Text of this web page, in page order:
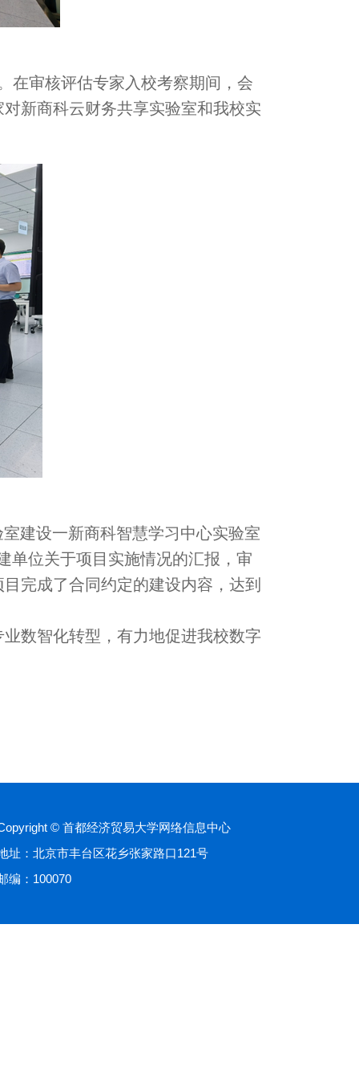
在审核评估专家入校考察期间，会
新商科云财务共享实验室和我校实
建设一新商科智慧学习中心实验室
单位关于项目实施情况的汇报，审
完成了合同约定的建设内容，达到
数智化转型，有力地促进我校数字
© 首都经济贸易大学网络信息中心
址：北京市丰台区花乡张家路口121号
编：100070